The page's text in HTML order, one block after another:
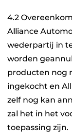
4.2
Alliance
wederpartij in
worden
producten nog
ingekocht en
zelf nog kan
zal het in het
toepassing zijn.